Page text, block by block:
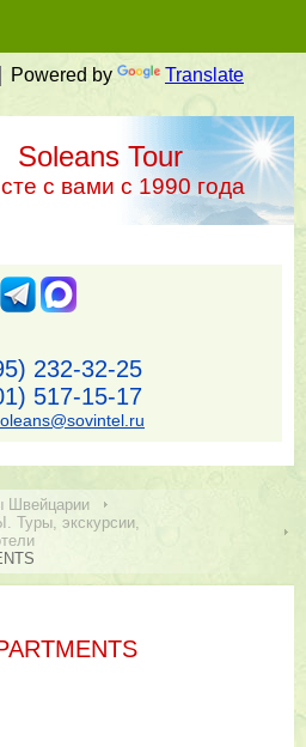
Powered by Translate
Soleans Tour
с вами с 1990 года
232-32-25
517-15-17
Швейцарии
экскурсии,